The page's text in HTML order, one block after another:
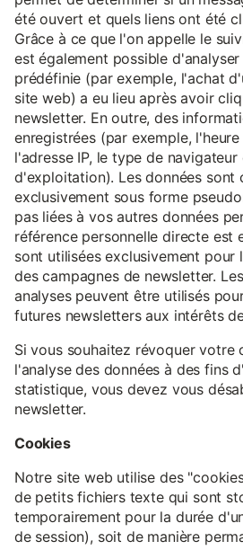
été ouvert et quels liens ont été
Grâce à ce que l'on appelle le
est également possible
prédéfinie (par exemple, l'achat
site web) a eu lieu après avoir
newsletter. En outre, des
enregistrées (par exemple,
l'adresse IP, le type de
d'exploitation). Les données sont
exclusivement sous forme
pas liées à vos autres données
référence personnelle directe est
sont utilisées exclusivement pour
des campagnes de newsletter.
analyses peuvent être utilisés
futures newsletters aux intérêts
Si vous souhaitez révoquer votre
l'analyse des données à des fins
statistique, vous devez vous
newsletter.
Cookies
Notre site web utilise des
de petits fichiers texte qui sont
temporairement pour la durée
de session), soit de manière